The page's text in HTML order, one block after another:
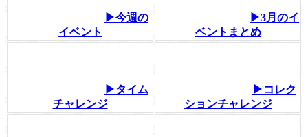
▶今週の
イベント
▶3月のイ
ベントまとめ
▶タイム
チャレンジ
▶コレク
ションチャレンジ